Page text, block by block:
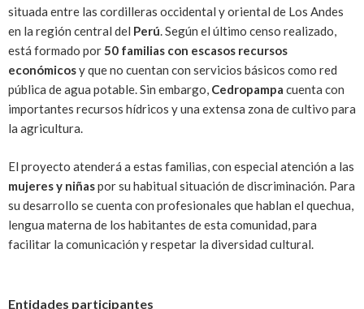
situada entre las cordilleras occidental y oriental de Los Andes
en la región central del Perú. Según el último censo realizado,
está formado por50 familias con escasos recursos
económicosy que no cuentan con servicios básicos como red
pública de agua potable. Sin embargo, Cedropampa cuenta con
importantes recursos hídricos y una extensa zona de cultivo para
la agricultura.
El proyecto atenderá a estas familias, con especial atención a las
mujeres y niñaspor su habitual situación de discriminación. Para
su desarrollo se cuenta con profesionales que hablan el quechua,
lengua materna de los habitantes de esta comunidad, para
facilitar la comunicación y respetar la diversidad cultural.
Entidades participantes